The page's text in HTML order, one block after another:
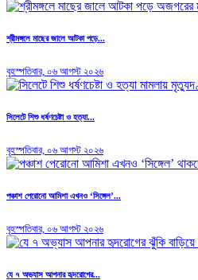
শ্রীমঙ্গলে মাছের জালে আটকা পড়ে...
বৃহস্পতিবার, ০৬ আগস্ট ২০২৬
সিলেটে শিশু ধর্ষণচেষ্টা ও হত্যা...
বৃহস্পতিবার, ০৬ আগস্ট ২০২৬
পঞ্চাশ পেরোনো আমিশা এখনও ‘সিঙ্গেল’...
বৃহস্পতিবার, ০৬ আগস্ট ২০২৬
যে ৭ অভ্যাস আপনার হৃদরোগের...